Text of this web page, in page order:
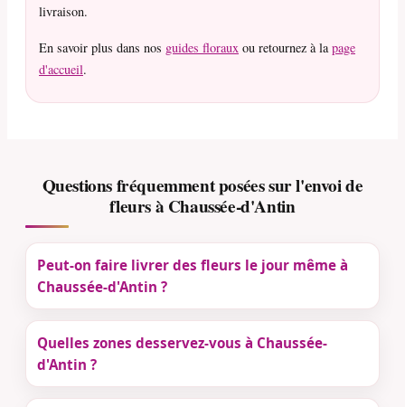
livraison.
En savoir plus dans nos guides floraux ou retournez à lapage
d'accueil.
Questions fréquemment posées sur l'envoi de
fleurs à Chaussée-d'Antin
Peut-on faire livrer des fleurs le jour même à
Chaussée-d'Antin ?
Quelles zones desservez-vous à Chaussée-
d'Antin ?